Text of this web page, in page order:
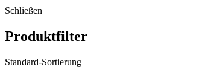
Schließen
Produktfilter
Standard-Sortierung